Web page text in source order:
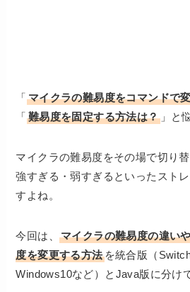
「 マイクラの難易度をコマンドで
「 難易度を固定する方法は？」と
マイクラの難易度をその場で切り
強すぎる・弱すぎるといったスト
すよね。
今回は、マイクラの難易度の違い
度を変更する方法を統合版（
Windows10など）とJava版に分け